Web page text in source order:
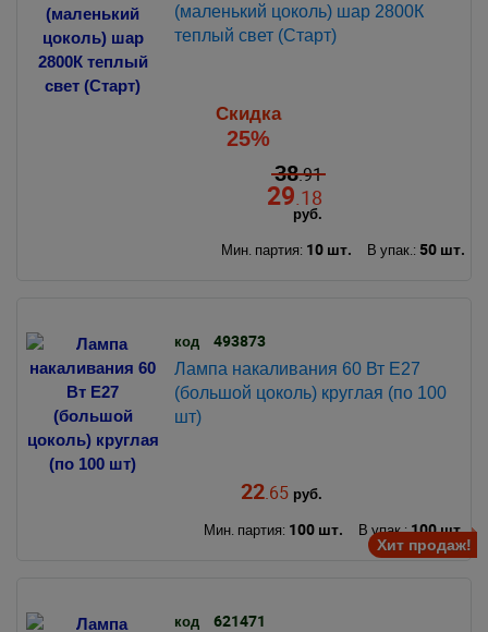
(маленький цоколь) шар 2800К
теплый свет (Старт)
Скидка
25%
38.91
29 .18
руб.
Мин. партия: 10 шт. В упак.: 50 шт.
Хит продаж!
код 493873
Лампа накаливания 60 Вт Е27
(большой цоколь) круглая (по 100
шт)
22.65руб.
Мин. партия: 100 шт. В упак.:100 шт.
код 621471